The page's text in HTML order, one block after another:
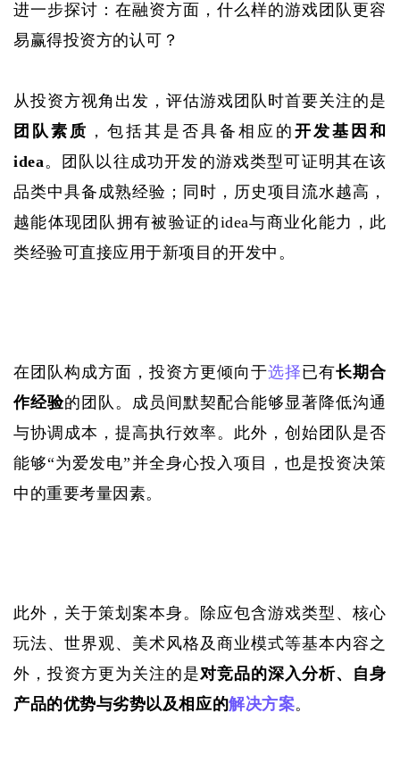
进一步探讨：在融资方面，什么样的游戏团队更容
易赢得投资方的认可？
从投资方视角出发，评估游戏团队时首要关注的是
团队素质 ，包括其是否具备相应的开发基因和
idea。团队以往成功开发的游戏类型可证明其在该
品类中具备成熟经验；同时，历史项目流水越高，
越能体现团队拥有被验证的idea与商业化能力，此
类经验可直接应用于新项目的开发中。
在团队构成方面，投资方更倾向于选择已有长期合
作经验的团队。成员间默契配合能够显著降低沟通
与协调成本，提高执行效率。此外，创始团队是否
能够“为爱发电” 并全身心投入项目，也是投资决策
中的重要考量因素。
此外，关于策划案本身。除应包含游戏类型、核心
玩法、世界观、美术风格及商业模式等基本内容之
外，投资方更为关注的是对竞品的深入分析、自身
产品的优势与劣势以及相应的解决方案。